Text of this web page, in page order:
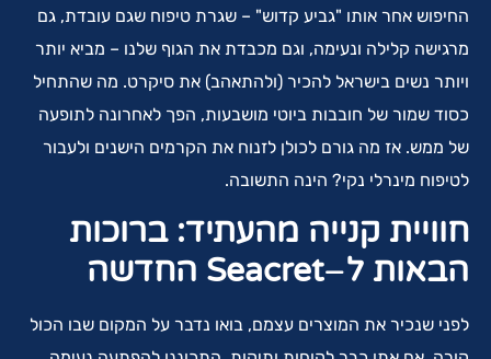
החיפוש אחר אותו "גביע קדוש" – שגרת טיפוח שגם עובדת, גם
מרגישה קלילה ונעימה, וגם מכבדת את הגוף שלנו – מביא יותר
ויותר נשים בישראל להכיר (ולהתאהב) את סיקרט. מה שהתחיל
כסוד שמור של חובבות ביוטי מושבעות, הפך לאחרונה לתופעה
של ממש. אז מה גורם לכולן לזנוח את הקרמים הישנים ולעבור
לטיפוח מינרלי נקי? הינה התשובה.
חוויית קנייה מהעתיד: ברוכות
הבאות ל–
Seacret החדשה
לפני שנכיר את המוצרים עצמם, בואו נדבר על המקום שבו הכול